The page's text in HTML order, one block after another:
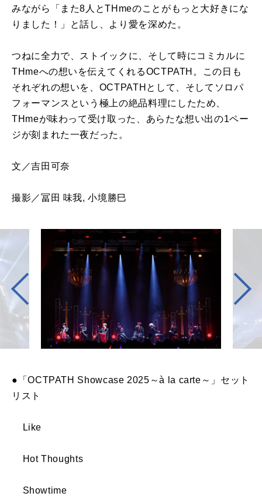
みながら「また8人とTHmeのことがもっと大好きにな
りました！」と話し、より愛を深めた。
つねに全力で、ストイックに、そして時にコミカルに
THmeへの想いを伝えてくれるOCTPATH。この日も
それぞれの想いを、OCTPATHとして、そしてソロパ
フォーマンスという極上の絶品料理にしたため、
THmeが味わって受け取った、あらたな想い出の1ペー
ジが刻まれた一夜だった。
文／吉田可奈
撮影／冨田 味我, 小境勝巳
●「OCTPATH Showcase 2025～à la carte～」セット
リスト
Like
Hot Thoughts
Showtime